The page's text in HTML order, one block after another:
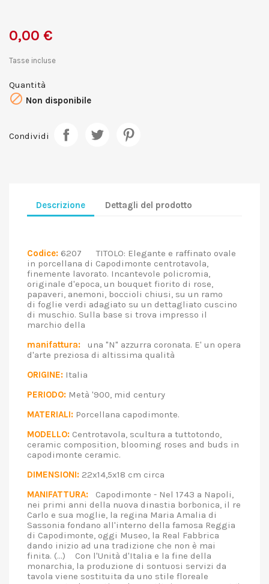
0,00 €
Tasse incluse
Quantità
 Non disponibile
Condividi
Descrizione Dettagli del prodotto
Codice: 6207 TITOLO: Elegante e raffinato ovale
in porcellana di Capodimonte centrotavola,
finemente lavorato. Incantevole policromia,
originale d'epoca, un bouquet fiorito di rose,
papaveri, anemoni, boccioli chiusi, su un ramo
di foglie verdi adagiato su un dettagliato cuscino
di muschio. Sulla base si trova impresso il
marchio della
manifattura: una "N" azzurra coronata. E' un opera
d'arte preziosa di altissima qualità
ORIGINE: Italia
PERIODO: Metà '900, mid century
MATERIALI: Porcellana capodimonte.
MODELLO: Centrotavola, scultura a tuttotondo,
ceramic composition, blooming roses and buds in
capodimonte ceramic.
DIMENSIONI: 22x14,5x18 cm circa
MANIFATTURA: Capodimonte - Nel 1743 a Napoli,
nei primi anni della nuova dinastia borbonica, il re
Carlo e sua moglie, la regina Maria Amalia di
Sassonia fondano all'interno della famosa Reggia
di Capodimonte, oggi Museo, la Real Fabbrica
dando inizio ad una tradizione che non è mai
finita. (...) Con l'Unità d'Italia e la fine della
monarchia, la produzione di sontuosi servizi da
tavola viene sostituita da uno stile floreale